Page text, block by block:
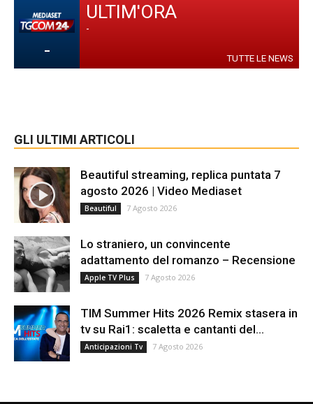
-
ULTIM'ORA
-
TUTTE LE NEWS
GLI ULTIMI ARTICOLI
Beautiful streaming, replica puntata 7
agosto 2026 | Video Mediaset
Beautiful 7 Agosto 2026
Lo straniero, un convincente
adattamento del romanzo – Recensione
Apple TV Plus 7 Agosto 2026
TIM Summer Hits 2026 Remix stasera in
tv su Rai1: scaletta e cantanti del...
Anticipazioni Tv 7 Agosto 2026